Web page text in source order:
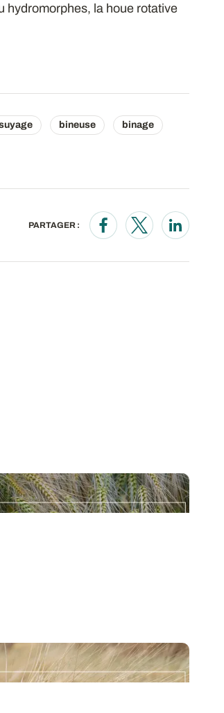
hydromorphes, la houe rotative
bineuse binage
PARTAGER :
Opens in a new
Opens in a new
Opens